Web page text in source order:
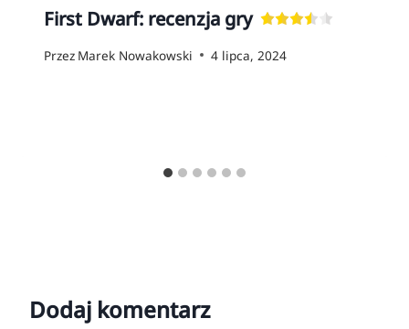
First Dwarf: recenzja gry
Przez Marek Nowakowski 4 lipca, 2024
Dodaj komentarz